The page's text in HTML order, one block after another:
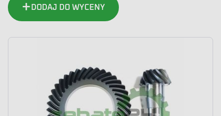
Talerzowe
DODAJ DO WYCENY